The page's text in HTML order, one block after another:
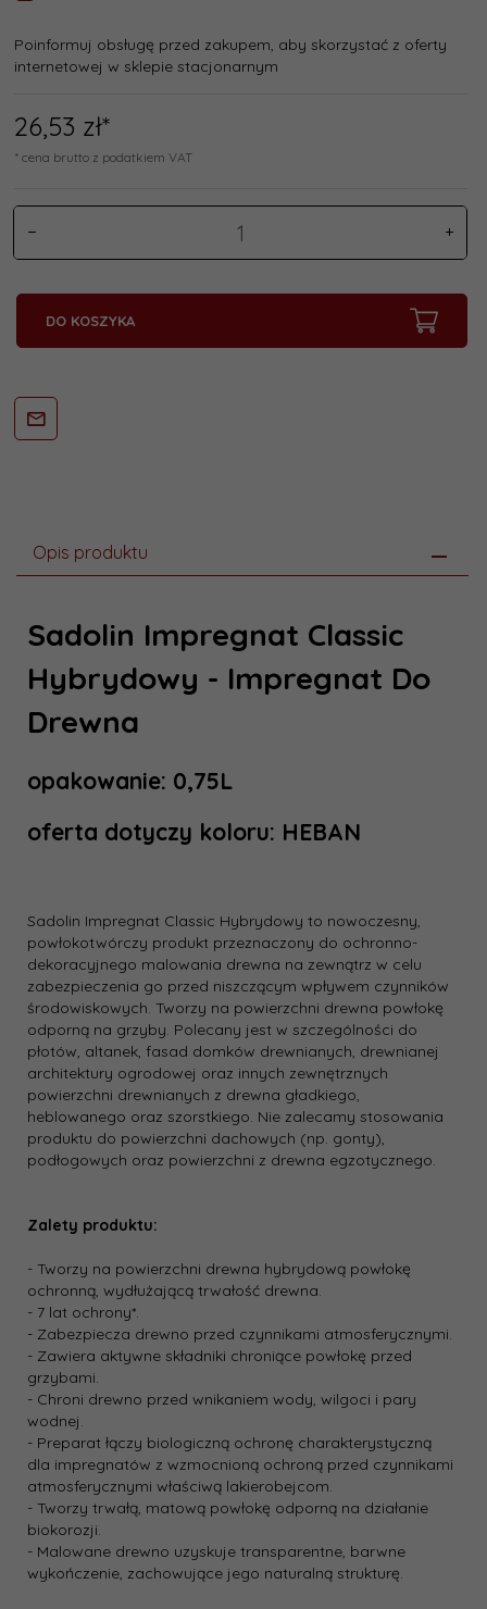
Poinformuj obsługę przed zakupem, aby skorzystać z oferty
internetowej w sklepie stacjonarnym
26,53 zł*
* cena brutto z podatkiem VAT
DO KOSZYKA
Opis produktu
Sadolin Impregnat Classic
Hybrydowy - Impregnat Do
Drewna
opakowanie: 0,75L
oferta dotyczy koloru: HEBAN
Sadolin Impregnat Classic Hybrydowy to nowoczesny,
powłokotwórczy produkt przeznaczony do ochronno-
dekoracyjnego malowania drewna na zewnątrz w celu
zabezpieczenia go przed niszczącym wpływem czynników
środowiskowych. Tworzy na powierzchni drewna powłokę
odporną na grzyby. Polecany jest w szczególności do
płotów, altanek, fasad domków drewnianych, drewnianej
architektury ogrodowej oraz innych zewnętrznych
powierzchni drewnianych z drewna gładkiego,
heblowanego oraz szorstkiego. Nie zalecamy stosowania
produktu do powierzchni dachowych (np. gonty),
podłogowych oraz powierzchni z drewna egzotycznego.
Zalety produktu:
- Tworzy na powierzchni drewna hybrydową powłokę
ochronną, wydłużającą trwałość drewna.
- 7 lat ochrony*.
- Zabezpiecza drewno przed czynnikami atmosferycznymi.
- Zawiera aktywne składniki chroniące powłokę przed
grzybami.
- Chroni drewno przed wnikaniem wody, wilgoci i pary
wodnej.
- Preparat łączy biologiczną ochronę charakterystyczną
dla impregnatów z wzmocnioną ochroną przed czynnikami
atmosferycznymi właściwą lakierobejcom.
- Tworzy trwałą, matową powłokę odporną na działanie
biokorozji.
- Malowane drewno uzyskuje transparentne, barwne
wykończenie, zachowujące jego naturalną strukturę.